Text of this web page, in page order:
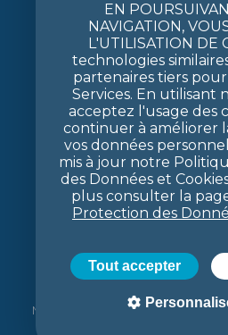
Mentions légales|Politique de
EN
NAVIGATION,
L'UTILISATION DE
technologies
partenaires tiers
Services. En utilisant
acceptez l'usage des
continuer à améliorer
vos données
mis à jour notre
des Données et
plus consulter la
Protection des
Tout accepter